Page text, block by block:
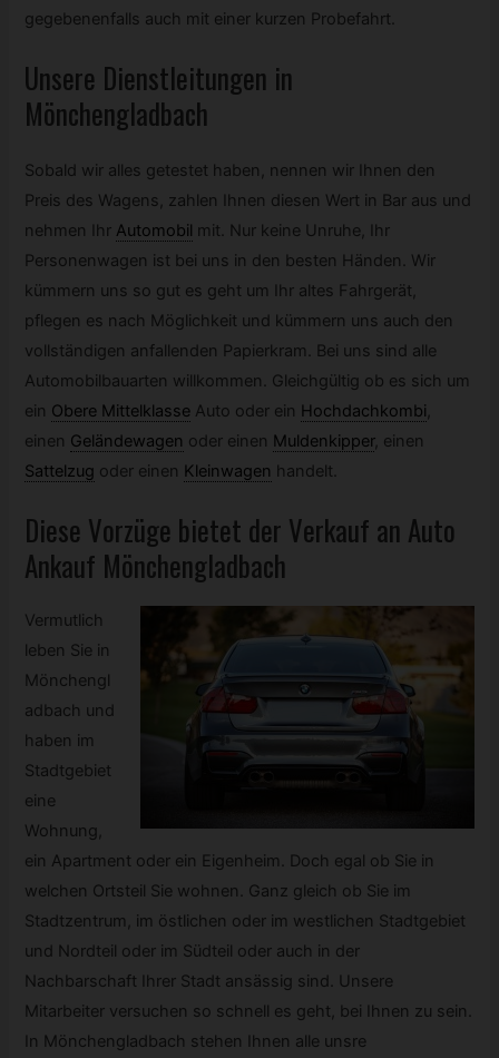
gegebenenfalls auch mit einer kurzen Probefahrt.
Unsere Dienstleitungen in
Mönchengladbach
Sobald wir alles getestet haben, nennen wir Ihnen den
Preis des Wagens, zahlen Ihnen diesen Wert in Bar aus und
nehmen Ihr Automobil mit. Nur keine Unruhe, Ihr
Personenwagen ist bei uns in den besten Händen. Wir
kümmern uns so gut es geht um Ihr altes Fahrgerät,
pflegen es nach Möglichkeit und kümmern uns auch den
vollständigen anfallenden Papierkram. Bei uns sind alle
Automobilbauarten willkommen. Gleichgültig ob es sich um
ein Obere Mittelklasse Auto oder ein Hochdachkombi,
einen Geländewagen oder einen Muldenkipper, einen
Sattelzug oder einen Kleinwagen handelt.
Diese Vorzüge bietet der Verkauf an Auto
Ankauf Mönchengladbach
Vermutlich
leben Sie in
Mönchengl
adbach und
haben im
Stadtgebiet
eine
Wohnung,
ein Apartment oder ein Eigenheim. Doch egal ob Sie in
welchen Ortsteil Sie wohnen. Ganz gleich ob Sie im
Stadtzentrum, im östlichen oder im westlichen Stadtgebiet
und Nordteil oder im Südteil oder auch in der
Nachbarschaft Ihrer Stadt ansässig sind. Unsere
Mitarbeiter versuchen so schnell es geht, bei Ihnen zu sein.
In Mönchengladbach stehen Ihnen alle unsre